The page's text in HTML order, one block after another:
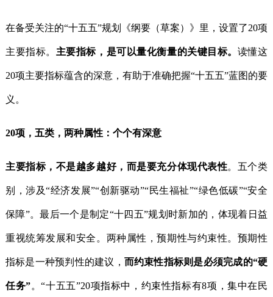
在备受关注的“十五五”规划《纲要（草案）》里，设置了20项
主要指标。 主要指标，是可以量化衡量的关键目标。 读懂这
20项主要指标蕴含的深意，有助于准确把握“十五五”蓝图的要
义。
20项，五类，两种属性：个个有深意
主要指标，不是越多越好，而是要充分体现代表性。五个类
别，涉及“经济发展”“创新驱动”“民生福祉”“绿色低碳”“安全
保障”。最后一个是制定“十四五”规划时新加的，体现着日益
重视统筹发展和安全。两种属性，预期性与约束性。预期性
指标是一种预判性的建议， 而约束性指标则是必须完成的“硬
任务”。“十五五”20项指标中，约束性指标有8项，集中在民